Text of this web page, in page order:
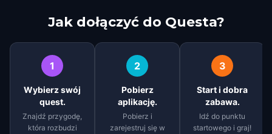
Jak dołączyć do Questa?
1
Wybierz swój
quest.
Znajdź przygodę,
która rozbudzi
2
Pobierz
aplikację.
Pobierz i
zarejestruj się w
3
Start i dobra
zabawa.
Idź do punktu
startowego i graj!